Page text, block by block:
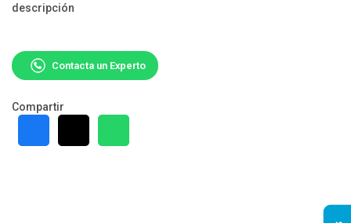
descripción
Contacta un Experto
Compartir